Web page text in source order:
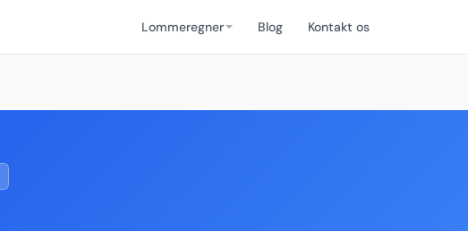
Lommeregner Blog Kontakt os